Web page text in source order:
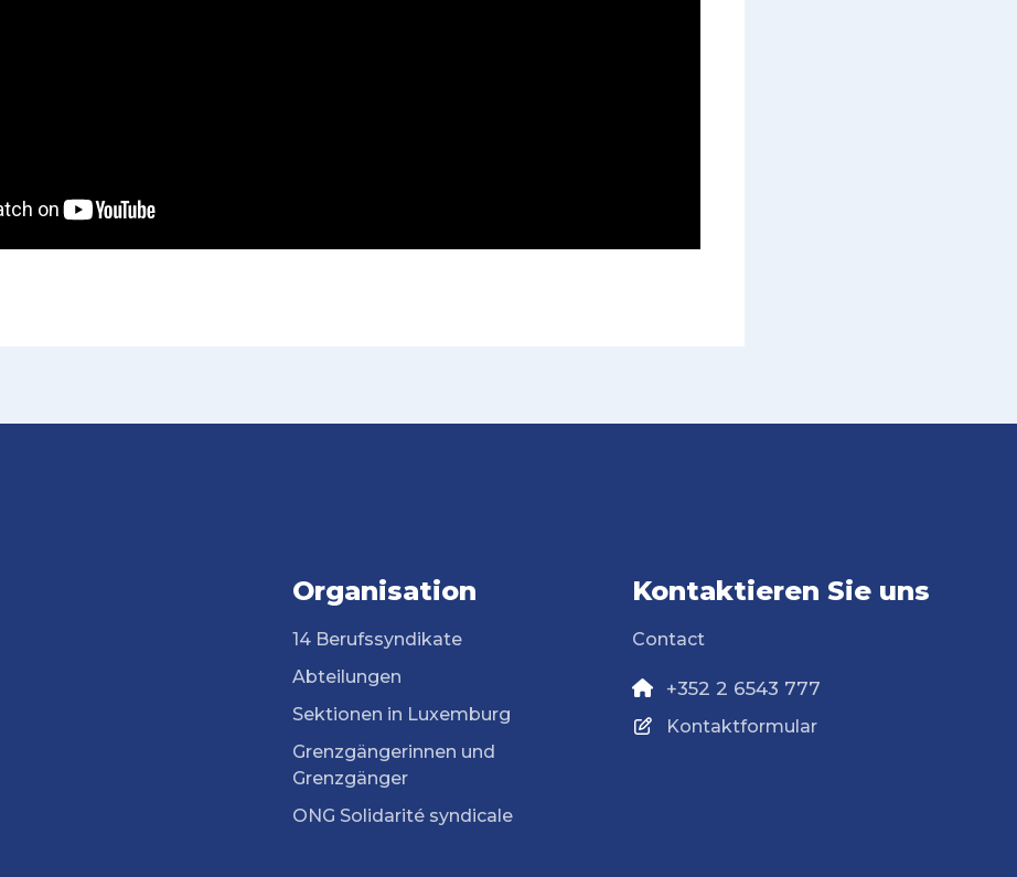
Organisation
14 Berufssyndikate
Abteilungen
Sektionen in Luxemburg
Grenzgängerinnen und
Grenzgänger
ONG Solidarité syndicale
Kontaktieren Sie uns
Contact
+352 2 6543 777
Kontaktformular